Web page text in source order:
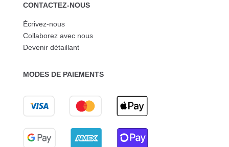
CONTACTEZ-NOUS
Écrivez-nous
Collaborez avec nous
Devenir détaillant
MODES DE PAIEMENTS